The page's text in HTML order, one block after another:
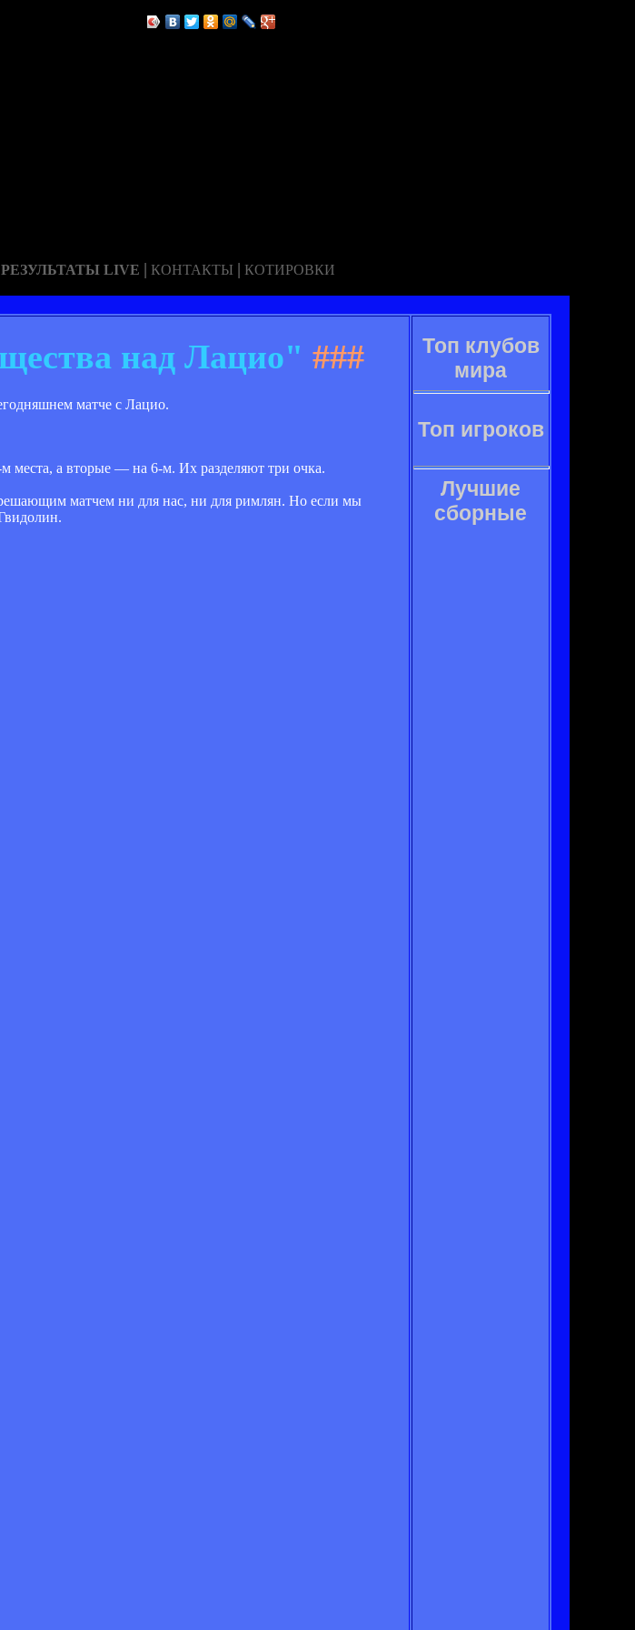
РЕЗУЛЬТАТЫ LIVE | КОНТАКТЫ | КОТИРОВКИ
над Лацио" ###
матче с Лацио.
места, а вторые — на 6-м. Их разделяют три очка.
матчем ни для нас, ни для римлян. Но если мы
Топ клубов
мира
Топ игроков
Лучшие
сборные